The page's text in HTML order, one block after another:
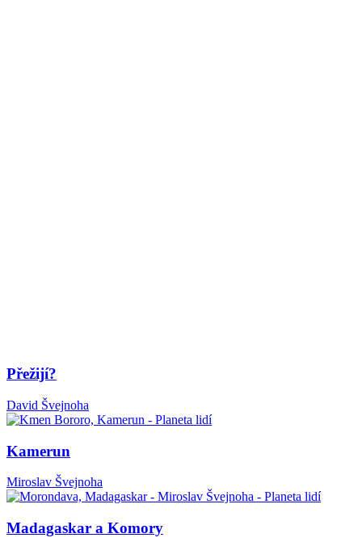
Přežijí?
David Švejnoha
Kamerun
Miroslav Švejnoha
Madagaskar a Komory